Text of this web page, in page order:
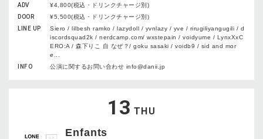
ADV
¥4,800(税込・ドリンクチャージ別)
DOOR
¥5,500(税込・ドリンクチャージ別)
LINE UP
Siero / lilbesh ramko / lazydoll / yvnlazy / yve / rirugiliyangugili / d
iscordsquad2k / nerdcamp.com/ wxstepain / voidyume / LynxXxC
ERO:A / 森下りこ 自 なぜ？/ goku sasaki / voidb9 / sid and mor
e...
INFO
公演に関するお問い合わせ info@danii.jp
13 THU
Enfants